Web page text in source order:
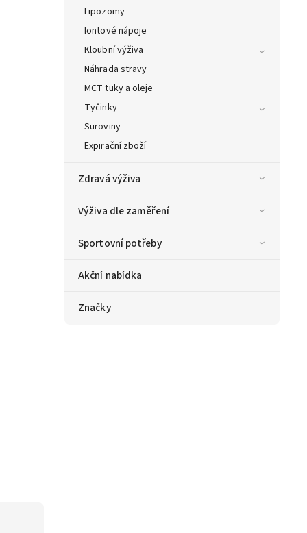
Lipozomy
Iontové nápoje
Kloubní výživa
Náhrada stravy
MCT tuky a oleje
Tyčinky
Suroviny
Expirační zboží
Zdravá výživa
Výživa dle zaměření
Sportovní potřeby
Akční nabídka
Značky